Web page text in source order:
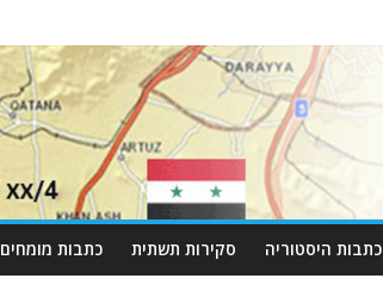
כתבות היסטוריה סקירות תשתית כתבות מומחים